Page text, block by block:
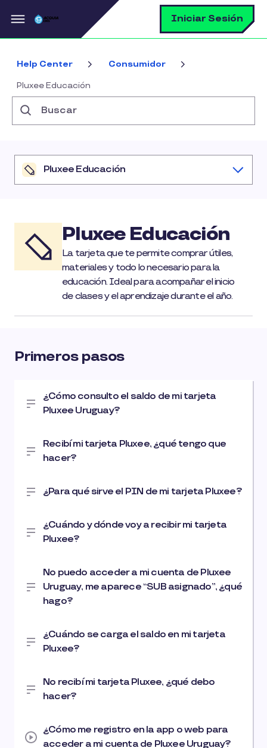
Pasar al contenido principal Iniciar Sesión
Help Center Consumidor
Pluxee Educación
Pluxee Educación
Pluxee Educación
La tarjeta que te permite comprar útiles,
materiales y todo lo necesario para la
educación. Ideal para acompañar el inicio
de clases y el aprendizaje durante el año.
Primeros pasos
¿Cómo consulto el saldo de mi tarjeta
Pluxee Uruguay?
Recibí mi tarjeta Pluxee, ¿qué tengo que
hacer?
¿Para qué sirve el PIN de mi tarjeta Pluxee?
¿Cuándo y dónde voy a recibir mi tarjeta
Pluxee?
No puedo acceder a mi cuenta de Pluxee
Uruguay, me aparece “SUB asignado”, ¿qué
hago?
¿Cuándo se carga el saldo en mi tarjeta
Pluxee?
No recibí mi tarjeta Pluxee, ¿qué debo
hacer?
¿Cómo me registro en la app o web para
acceder a mi cuenta de Pluxee Uruguay?